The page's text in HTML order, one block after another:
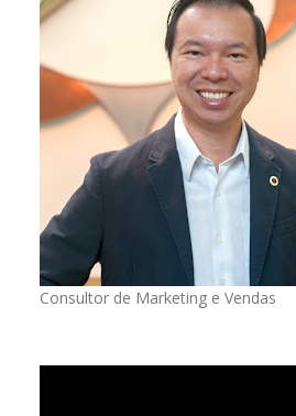
Consultor de Marketing e Vendas